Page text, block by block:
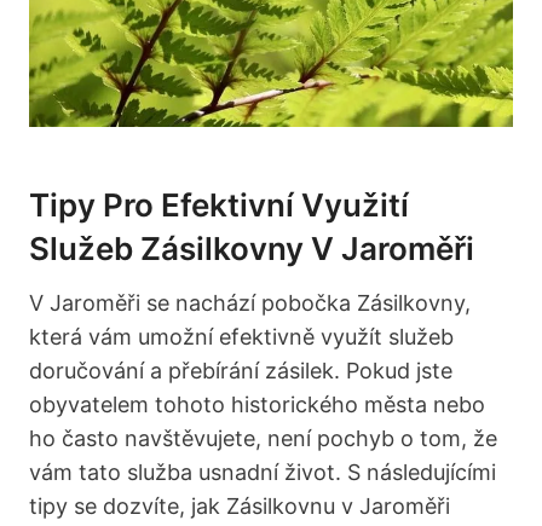
Tipy Pro Efektivní Využití
Služeb Zásilkovny V Jaroměři
V Jaroměři se nachází pobočka Zásilkovny,
která vám umožní efektivně využít služeb
doručování a přebírání zásilek. Pokud jste
obyvatelem tohoto historického města nebo
ho často navštěvujete, není pochyb o tom, že
vám tato služba usnadní život. S následujícími
tipy se dozvíte, jak Zásilkovnu v Jaroměři